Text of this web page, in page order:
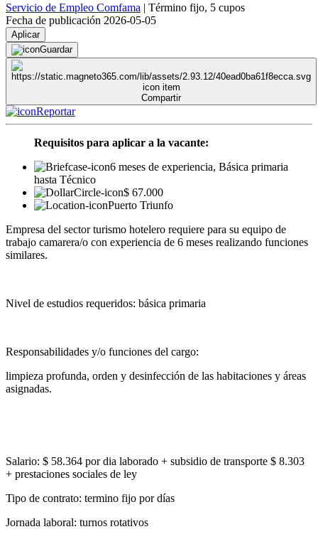
Servicio de Empleo Comfama | Término fijo, 5 cupos
Fecha de publicación 2026-05-05
Aplicar
Guardar
Compartir
Reportar
Requisitos para aplicar a la vacante:
6 meses de experiencia, Básica primaria
hasta Técnico
$ 67.000
Puerto Triunfo
Empresa del sector turismo hotelero requiere para su equipo de
trabajo camarera/o con experiencia de 6 meses realizando funciones
similares.
Nivel de estudios requeridos: básica primaria
Responsabilidades y/o funciones del cargo:
limpieza profunda, orden y desinfección de las habitaciones y áreas
asignadas.
Salario: $ 58.364 por dia laborado + subsidio de transporte $ 8.303
+ prestaciones sociales de ley
Tipo de contrato: termino fijo por días
Jornada laboral: turnos rotativos